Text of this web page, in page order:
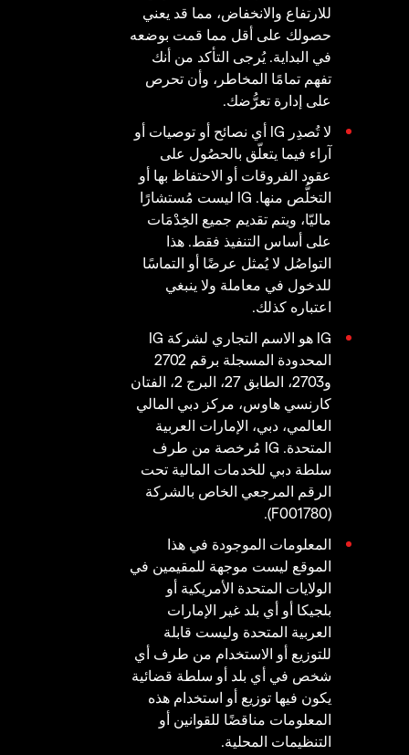
للارتفاع والانخفاض، مما قد يعني
حصولك على أقل مما قمت بوضعه
في البداية. يُرجى التأكد من أنك
تفهم تمامًا المخاطر، وأن تحرص
على إدارة تعرُّضك.
لا تُصدِر IG أي نصائح أو توصيات أو
آراء فيما يتعلّق بالحصُول على
عقود الفروقات أو الاحتفاظ بها أو
التخلُّص منها. IG ليست مُستشارًا
ماليّا، ويتم تقديم جميع الخِدْمَات
على أساس التنفيذ فقط. هذا
التواصُل لا يُمثل عرضًا أو التماسًا
للدخول في معاملة ولا ينبغي
اعتباره كذلك.
IG هو الاسم التجاري لشركة IG
المحدودة المسجلة برقم 2702
و2703، الطابق 27، البرج 2، الفتان
كارنسي هاوس، مركز دبي المالي
العالمي، دبي، الإمارات العربية
المتحدة. IG مُرخصة من طرف
سلطة دبي للخدمات المالية تحت
الرقم المرجعي الخاص بالشركة
(F001780).
المعلومات الموجودة في هذا
الموقع ليست موجهة للمقيمين في
الولايات المتحدة الأمريكية أو
بلجيكا أو أي بلد غير الإمارات
العربية المتحدة وليست قابلة
للتوزيع أو الاستخدام من طرف أي
شخص في أي بلد أو سلطة قضائية
يكون فيها توزيع أو استخدام هذه
المعلومات مناقضًا للقوانين أو
التنظيمات المحلية.